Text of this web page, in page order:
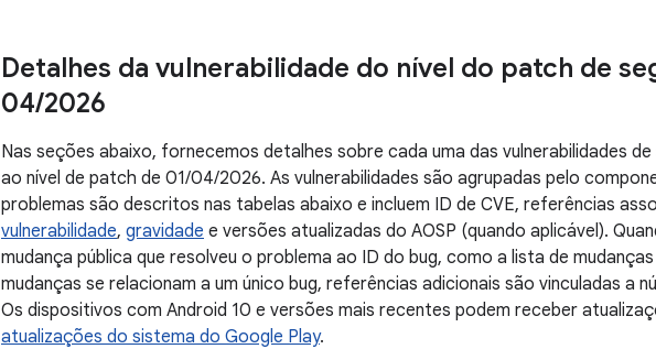
Detalhes da vulnerabilidade do nível do patch de
04/2026
Nas seções abaixo, fornecemos detalhes sobre cada uma das vulnerabilidades
ao nível de patch de 01/04/2026. As vulnerabilidades são agrupadas pelo
problemas são descritos nas tabelas abaixo e incluem ID de CVE, referências
vulnerabilidade, gravidade e versões atualizadas do AOSP (quando aplicável).
mudança pública que resolveu o problema ao ID do bug, como a lista de mudanças
mudanças se relacionam a um único bug, referências adicionais são vinculadas a
Os dispositivos com Android 10 e versões mais recentes podem receber
atualizações do sistema do Google Play.